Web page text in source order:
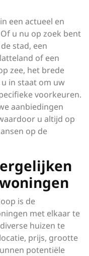
een actueel en
u nu op zoek bent
stad, een
of een
zee, het brede
in staat om uw
voorkeuren.
aanbiedingen
u altijd op
op de
is de
met elkaar te
huizen te
prijs, grootte
potentiële